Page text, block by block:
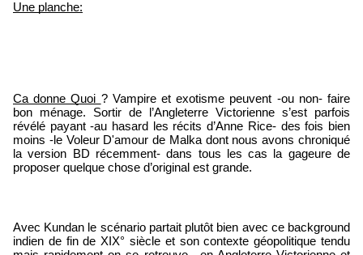
Une planche:
Ca donne Quoi ? Vampire et exotisme peuvent -ou non- faire
bon ménage. Sortir de l’Angleterre Victorienne s’est parfois
révélé payant -au hasard les récits d’Anne Rice- des fois bien
moins -le Voleur D'amour de Malka dont nous avons chroniqué
la version BD récemment- dans tous les cas la gageure de
proposer quelque chose d’original est grande.
Avec Kundan le scénario partait plutôt bien avec ce background
indien de fin de XIX° siècle et son contexte géopolitique tendu